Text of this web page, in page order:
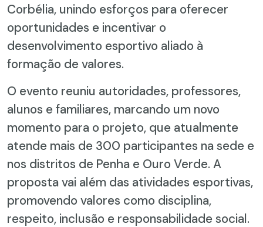
Corbélia, unindo esforços para oferecer
oportunidades e incentivar o
desenvolvimento esportivo aliado à
formação de valores.
O evento reuniu autoridades, professores,
alunos e familiares, marcando um novo
momento para o projeto, que atualmente
atende mais de 300 participantes na sede e
nos distritos de Penha e Ouro Verde. A
proposta vai além das atividades esportivas,
promovendo valores como disciplina,
respeito, inclusão e responsabilidade social.